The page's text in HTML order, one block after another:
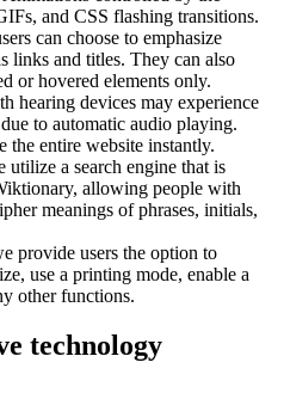
and CSS flashing transitions.
can choose to emphasize
links and titles. They can also
or hovered elements only.
hearing devices may experience
to automatic audio playing.
the entire website instantly.
utilize a search engine that is
allowing people with
meanings of phrases, initials,
provide users the option to
use a printing mode, enable a
other functions.
technology